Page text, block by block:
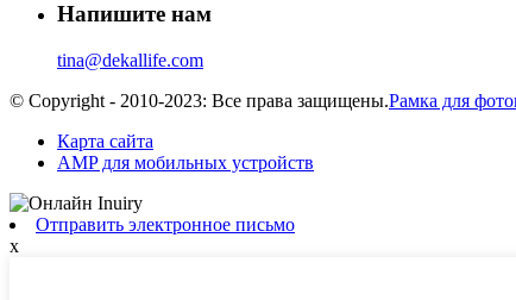
Напишите нам
tina@dekallife.com
© Copyright - 2010-2023: Все права защищены.Рамка для
Карта сайта
AMP для мобильных устройств
Отправить электронное письмо
x